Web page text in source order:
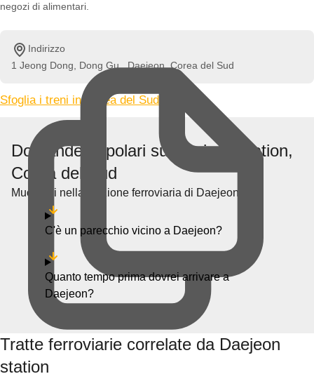
negozi di alimentari.
Indirizzo
1 Jeong Dong, Dong Gu,, Daejeon, Corea del Sud
Sfoglia i treni in Corea del Sud »
Domande popolari su Daejeon station,
Corea del Sud
Muoversi nella stazione ferroviaria di Daejeon
C'è un parecchio vicino a Daejeon?
Quanto tempo prima dovrei arrivare a
Daejeon?
Tratte ferroviarie correlate da Daejeon
station